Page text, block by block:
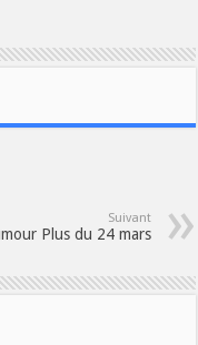
Suivant
Plus du 24 mars